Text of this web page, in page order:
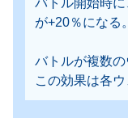
バトル開始時
が+20％になる。
バトルが複数の
この効果は各